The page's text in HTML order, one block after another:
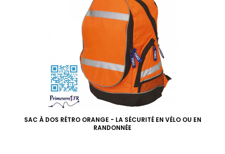
SAC À DOS RÉTRO ORANGE - LA SÉCURITÉ EN VÉLO OU EN
RANDONNÉE